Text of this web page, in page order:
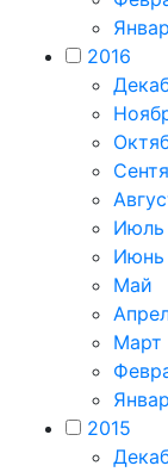
2016
Июль
Июнь
Май
Март
2015